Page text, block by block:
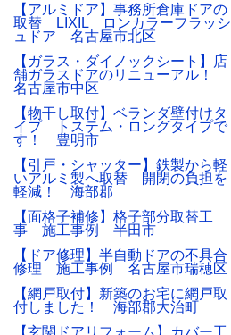
【アルミドア】事務所倉庫ドアの
取替 LIXIL ロンカラーフラッシ
ュドア 名古屋市北区
【ガラス・ダイノックシート】店
舗ガラスドアのリニューアル！
名古屋市中区
【物干し取付】ベランダ壁付けタ
イプ トステム・ロングタイプで
す！ 豊明市
【引戸・シャッター】鉄製から軽
いアルミ製へ取替 開閉の負担を
軽減！ 海部郡
【面格子補修】格子部分取替工
事 施工事例 半田市
【ドア修理】半自動ドアの不具合
修理 施工事例 名古屋市瑞穂区
【網戸取付】新築のお宅に網戸取
付しました！ 海部郡大治町
【玄関ドアリフォーム】カバー工